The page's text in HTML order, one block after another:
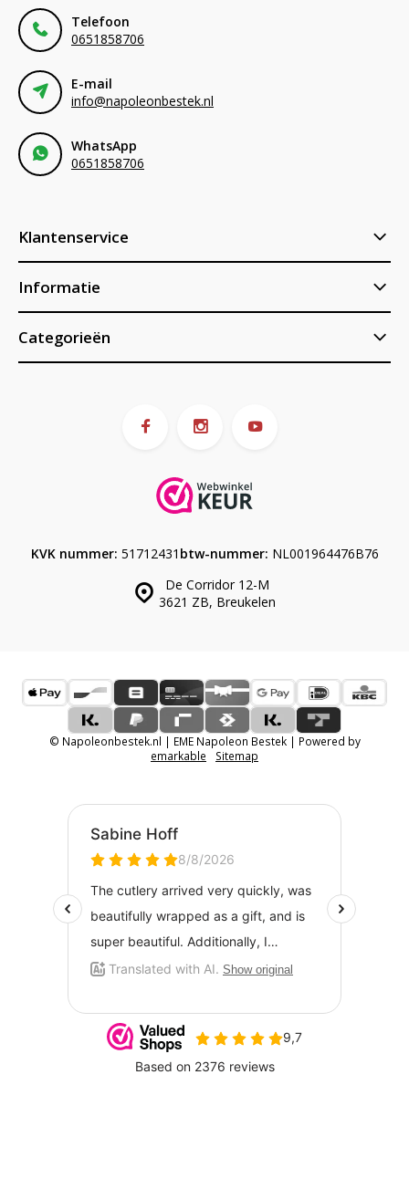
Telefoon
0651858706
E-mail
info@napoleonbestek.nl
WhatsApp
0651858706
Klantenservice
Informatie
Categorieën
De Corridor 12-M
3621 ZB, Breukelen
KVK nummer: 51712431 btw-nummer: NL001964476B76
© Napoleonbestek.nl | EME Napoleon Bestek | Powered by
emarkable
Sitemap